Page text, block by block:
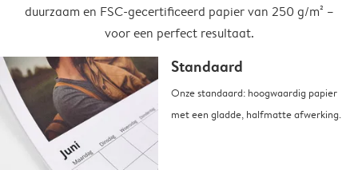
duurzaam en FSC-gecertificeerd papier van 250 g/m² –
voor een perfect resultaat.
Standaard
Onze standaard: hoogwaardig papier
met een gladde, halfmatte afwerking.